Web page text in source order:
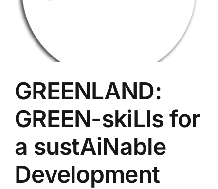
GREENLAND:
GREEN-skiLls for
a sustAiNable
Development